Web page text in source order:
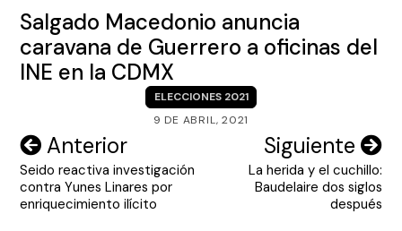
Salgado Macedonio anuncia
caravana de Guerrero a oficinas del
INE en la CDMX
ELECCIONES 2021
9 DE ABRIL, 2021
Navegación
de
entradas
Anterior
Seido reactiva investigación
contra Yunes Linares por
enriquecimiento ilícito
Siguiente
La herida y el cuchillo:
Baudelaire dos siglos
después